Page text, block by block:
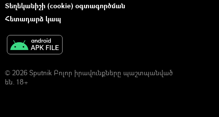
Տեղեկանիշի (cookie) օգտագործման
Հետադարձ կապ
© 2026 Sputnik Բոլոր իրավունքները պաշտպանված
են. 18+